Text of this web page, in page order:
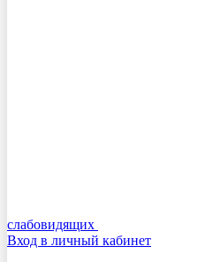
слабовидящих
Вход в личный кабинет